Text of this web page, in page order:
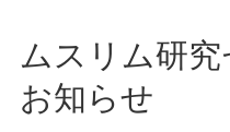
ムスリム研
お知らせ